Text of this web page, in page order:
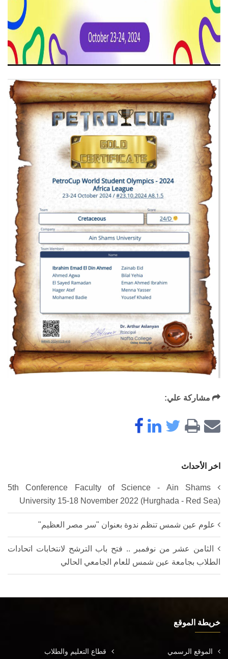
مشاركة علي:
اخر الأحداث
5th Conference Faculty of Science - Ain Shams
University 15-18 November 2022 (Hurghada - Red Sea)
علوم عين شمس تنظم ندوة بعنوان "سر مصر العظيم"
الثامن عشر من نوفمبر .. فتح باب الترشح لانتخابات اتحادات
الطلاب بجامعة عين شمس للعام الجامعي الحالي
خريطة الموقع
الموقع الرسمي قطاع التعليم والطلاب